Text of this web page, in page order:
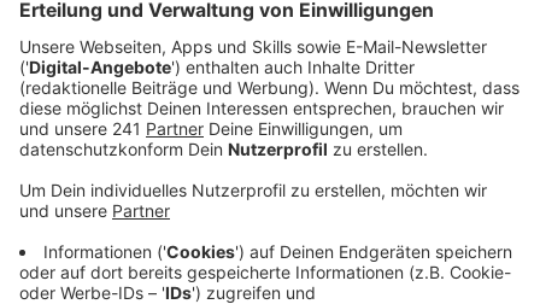
und versteht die Bewertung nicht so ganz.
Veröffentlicht:Freitag, 19.06.2026 06:26
Anzeige
Bürgermeister Sacha Reichelt kann die Bewertung
kritisiert unter anderem, dass es in Euskirchen zu wenig
Schatten und zu viele versiegelte Flächen gibt -